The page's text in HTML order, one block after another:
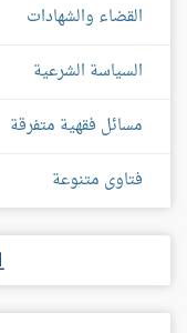
القضاء والشهادات
السياسة الشرعية
مسائل فقهية متفرقة
فتاوى متنوعة